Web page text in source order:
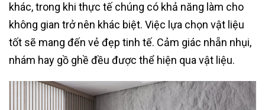
khác, trong khi thực tế chúng có khả năng làm cho
không gian trở nên khác biệt. Việc lựa chọn vật liệu
tốt sẽ mang đến vẻ đẹp tinh tế. Cảm giác nhẵn nhụi,
nhám hay gồ ghề đều được thể hiện qua vật liệu.